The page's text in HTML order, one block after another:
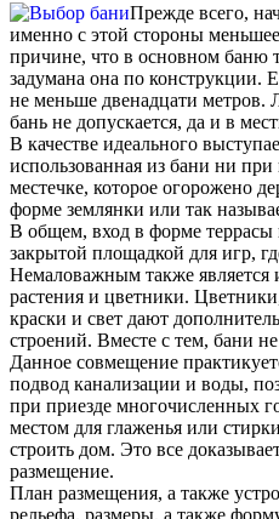
Прежде всего,
именно с этой стороны
причине, что в основном баню
задумана она по конструкции.
не меньше двенадцати метров.
бань не допускается, да и в
В качестве идеального
использованная из бани ни
местечке, которое огорожено
форме землянки или так
В общем, вход в форме террасы
закрытой площадкой для игр,
Немаловажным также является
растения и цветники.
краски и свет дают
строений. Вместе с тем, бани
Данное совмещение
подвод канализации и воды,
при приезде многочисленных
местом для глаженья или
строить дом. Это все
размещение.
План размещения, а также
рельефа, размеры, а также